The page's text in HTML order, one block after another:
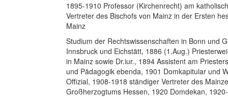
1895-1910 Professor (Kirchenrecht) am
Vertreter des Bischofs von Mainz in der Ersten
Mainz
Studium der Rechtswissenschaften in Bonn und
Innsbruck und Eichstätt, 1886 (1.Aug.)
in Mainz sowie Dr.iur., 1894 Assistent am
und Pädagogik ebenda, 1901 Domkapitular und
Offizial, 1908-1918 ständiger Vertreter des
Großherzogtums Hessen, 1920 Domdekan,